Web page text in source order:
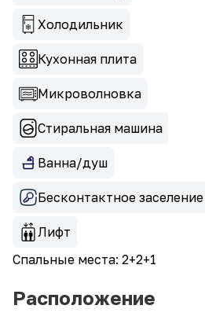
Холодильник
Кухонная плита
Микроволновка
Стиральная машина
Ванна/душ
Бесконтактное заселение
Лифт
Спальные места: 2+2+1
Расположение